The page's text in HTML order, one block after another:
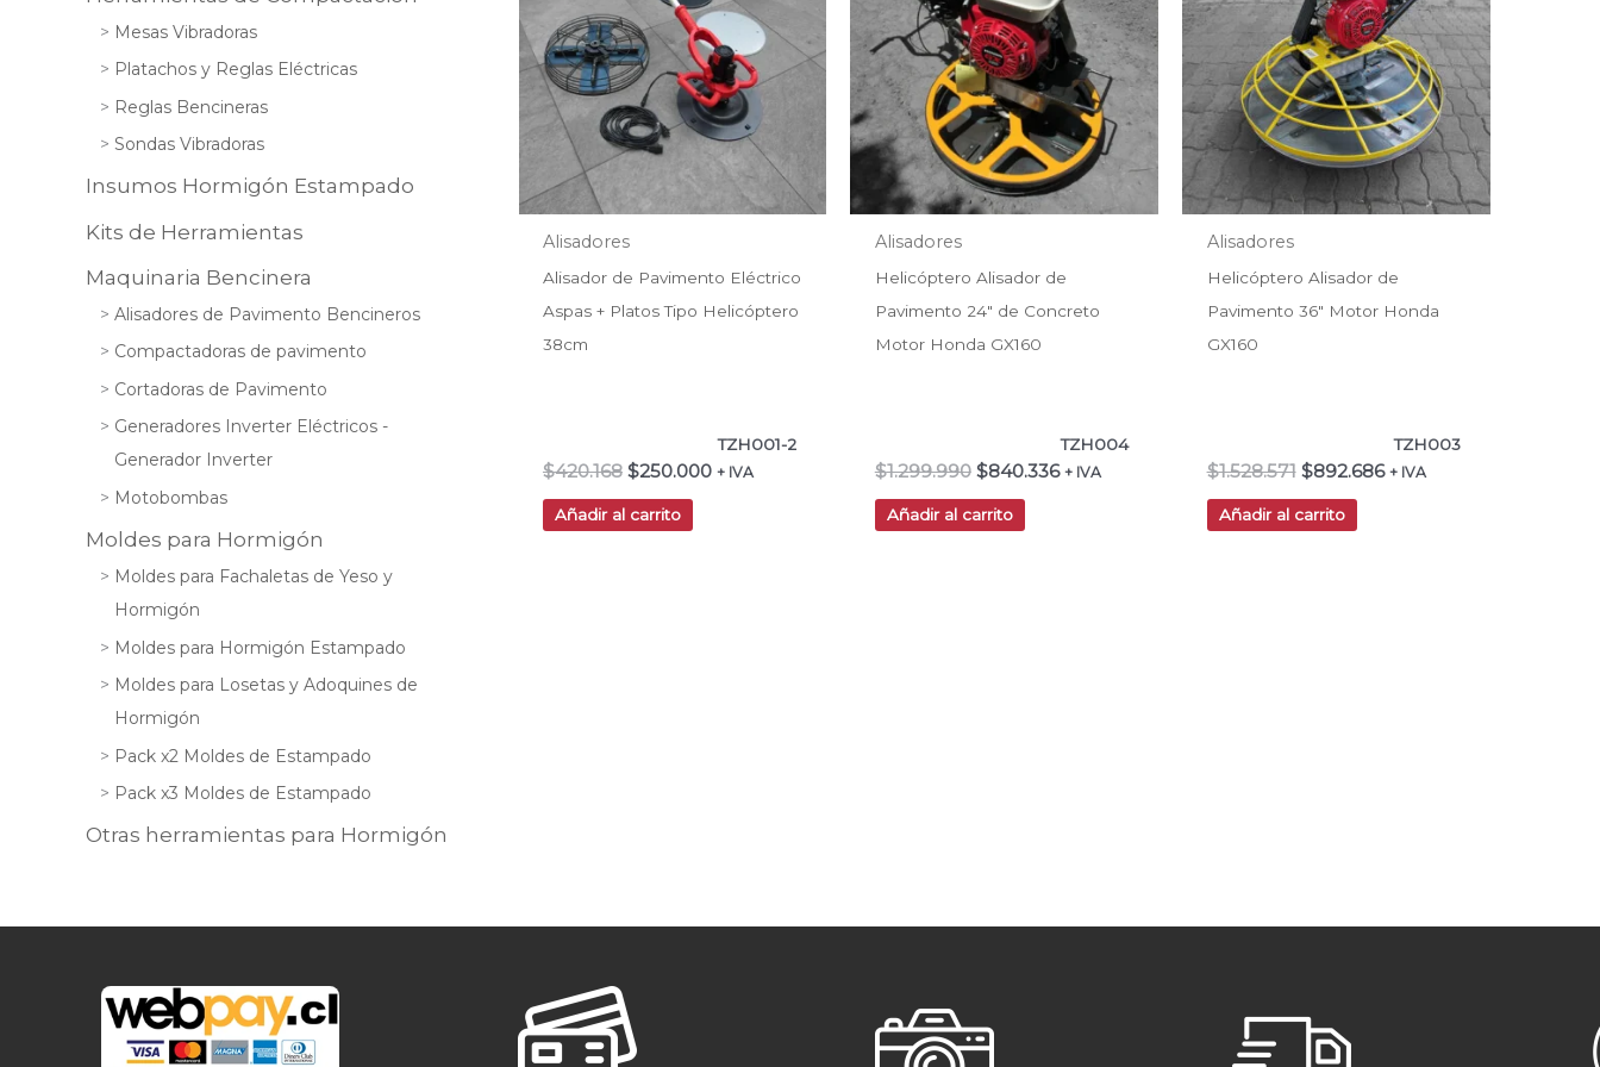
Mesas Vibradoras
Platachos y Reglas Eléctricas
Reglas Bencineras
Sondas Vibradoras
Insumos Hormigón Estampado
Kits de Herramientas
Maquinaria Bencinera
Alisadores de Pavimento Bencineros
Compactadoras de pavimento
Cortadoras de Pavimento
Generadores Inverter Eléctricos -
Generador Inverter
Motobombas
Moldes para Hormigón
Moldes para Fachaletas de Yeso y
Hormigón
Moldes para Hormigón Estampado
Moldes para Losetas y Adoquines de
Hormigón
Pack x2 Moldes de Estampado
Pack x3 Moldes de Estampado
Otras herramientas para Hormigón
Alisadores
Alisador de Pavimento Eléctrico
Aspas + Platos Tipo Helicóptero
38cm
TZH001-2
$420.168
$420.168.
$250.000
$250.000.
+ IVA
Añadir al carrito
Alisadores
Helicóptero Alisador de
Pavimento 24″ de Concreto
Motor Honda GX160
TZH004
$1.299.990
$1.299.990.
$840.336
$840.336.
+ IVA
Añadir al carrito
Alisadores
Helicóptero Alisador de
Pavimento 36″ Motor Honda
GX160
TZH003
$1.528.571
$1.528.571.
$892.686
$892.686.
+ IVA
Añadir al carrito